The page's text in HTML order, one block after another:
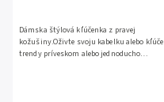
Dámska štýlová kľúčenka z pravej
kožušiny.Oživte svoju kabelku alebo kľúče
trendy príveskom alebo jednoducho